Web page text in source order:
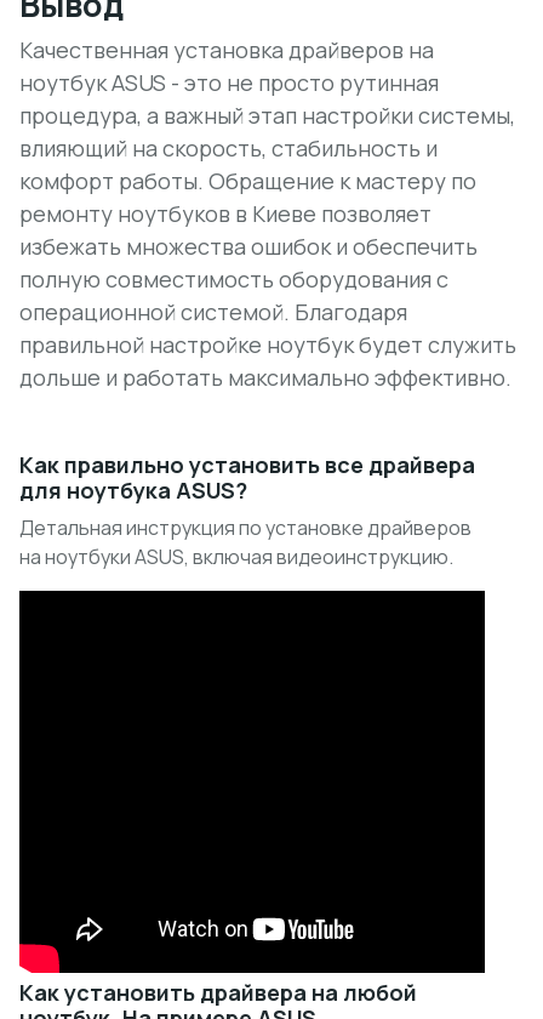
Качественная установка драйверов на
ноутбук ASUS - это не просто рутинная
процедура, а важный этап настройки системы,
влияющий на скорость, стабильность и
комфорт работы. Обращение к мастеру по
ремонту ноутбуков в Киеве позволяет
избежать множества ошибок и обеспечить
полную совместимость оборудования с
операционной системой. Благодаря
правильной настройке ноутбук будет служить
дольше и работать максимально эффективно.
Как правильно установить все драйвера
для ноутбука ASUS?
Детальная инструкция по установке драйверов
на ноутбуки ASUS, включая видеоинструкцию.
Как установить драйвера на любой